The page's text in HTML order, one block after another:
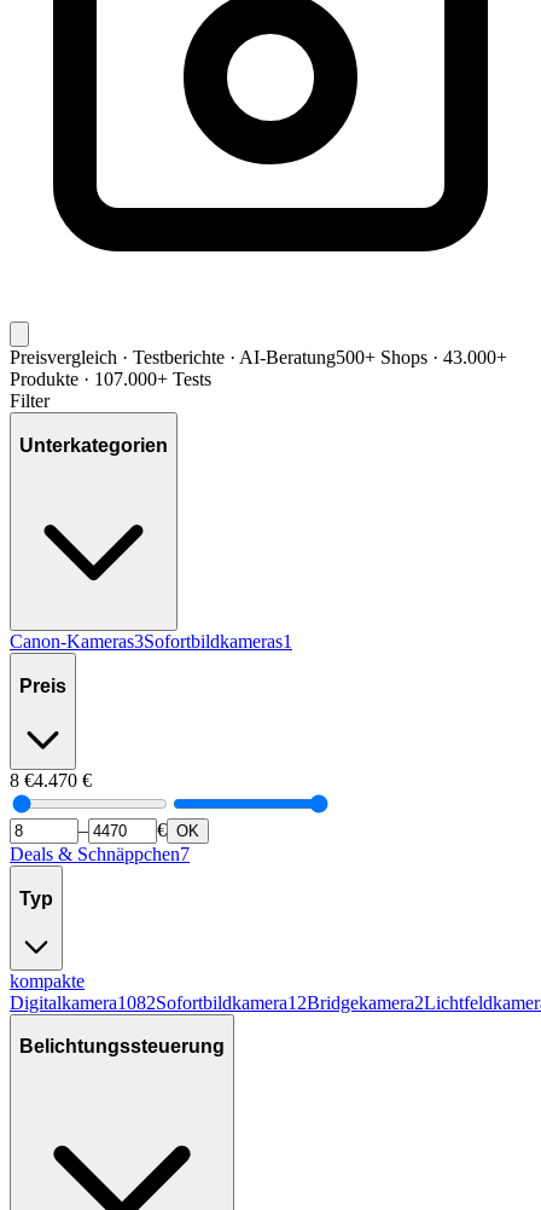
Preisvergleich · Testberichte · AI-Beratung500+ Shops · 43.000+
Produkte · 107.000+ Tests
Filter
Unterkategorien
Canon-Kameras3Sofortbildkameras1
Preis
8 €4.470 €
– € OK
Deals & Schnäppchen7
Typ
kompakte
Digitalkamera1082Sofortbildkamera12Bridgekamera2
Belichtungssteuerung